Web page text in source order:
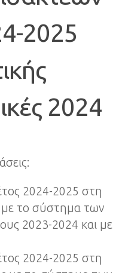
2025
2024
2024-2025 στη
με το σύστημα των
2023-2024 και με
2024-2025 στη